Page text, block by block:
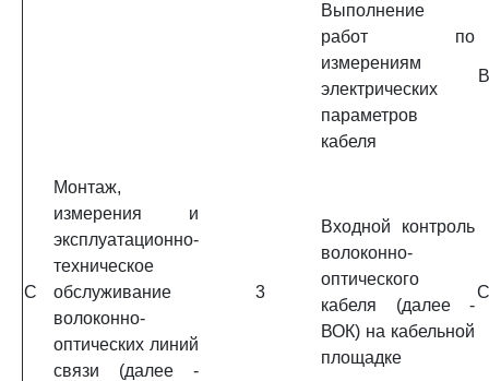
Выполнение
работ по
измерениям
электрических
параметров
кабеля
C
Монтаж,
измерения и
эксплуатационно-
техническое
обслуживание
волоконно-
оптических линий
связи (далее -
3
Входной контроль
волоконно-
оптического
кабеля (далее -
ВОК) на кабельной
площадке